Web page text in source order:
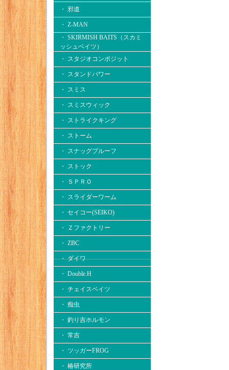
・ 邪道
・ Z-MAN
・ SKIRMISH BAITS（スカミ
ッシュベイツ）
・ スタジオコンポジット
・ スタンドパワー
・ スミス
・ スミスウィック
・ ストライクキング
・ ストーム
・ スナッグプルーフ
・ ストック
・ ＳＰＲＯ
・ スライダーワーム
・ セイコー(SEIKO)
・ Ｚファクトリー
・ ZBC
・ ダイワ
・ Double.H
・ チェイスベイツ
・ 痴虫
・ 釣り吉ホルモン
・ 常吉
・ ツッガーFROG
・ 椿研究所